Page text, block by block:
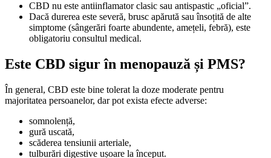
CBD nu este antiinflamator clasic sau antispastic „oficial”.
Dacă durerea este severă, brusc apărută sau însoțită de alte
simptome (sângerări foarte abundente, amețeli, febră), este
obligatoriu consultul medical.
Este CBD sigur în menopauză și PMS?
În general, CBD este bine tolerat la doze moderate pentru
majoritatea persoanelor, dar pot exista efecte adverse:
somnolență,
gură uscată,
scăderea tensiunii arteriale,
tulburări digestive ușoare la început.